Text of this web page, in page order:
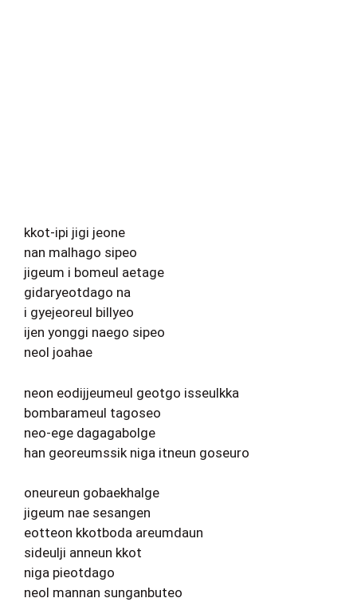
kkot-ipi jigi jeone
nan malhago sipeo
jigeum i bomeul aetage
gidaryeotdago na
i gyejeoreul billyeo
ijen yonggi naego sipeo
neol joahae
neon eodijjeumeul geotgo isseulkka
bombarameul tagoseo
neo-ege dagagabolge
han georeumssik niga itneun goseuro
oneureun gobaekhalge
jigeum nae sesangen
eotteon kkotboda areumdaun
sideulji anneun kkot
niga pieotdago
neol mannan sunganbuteo